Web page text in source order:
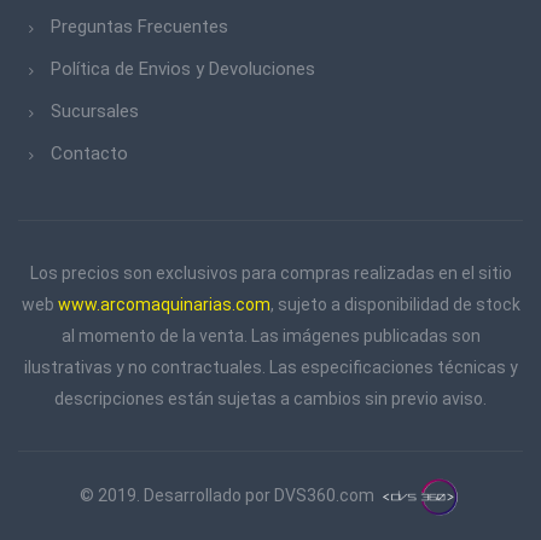
Preguntas Frecuentes
Política de Envios y Devoluciones
Sucursales
Contacto
Los precios son exclusivos para compras realizadas en el sitio
web www.arcomaquinarias.com, sujeto a disponibilidad de stock
al momento de la venta. Las imágenes publicadas son
ilustrativas y no contractuales. Las especificaciones técnicas y
descripciones están sujetas a cambios sin previo aviso.
© 2019. Desarrollado por DVS360.com